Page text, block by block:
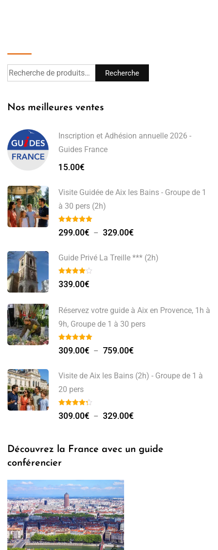
Recherche
Nos meilleures ventes
Inscription et Adhésion annuelle 2026 -
Guides France
15.00€
Visite Guidée de Aix les Bains - Groupe de 1
à 30 pers (2h)
299.00€ – 329.00€
prix :
Guide Privé La Treille *** (2h)
339.00€
Réservez votre guide à Aix en Provence, 1h à
9h, Groupe de 1 à 30 pers
309.00€ – 759.00€
prix :
Visite de Aix les Bains (2h) - Groupe de 1 à
20 pers
309.00€ – 329.00€
309.00€
Découvrez la France avec un guide
conférencier